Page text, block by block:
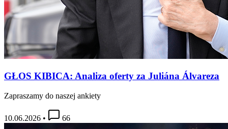
GŁOS KIBICA: Analiza oferty za Juliána Álvareza
Zapraszamy do naszej ankiety
10.06.2026 • 66